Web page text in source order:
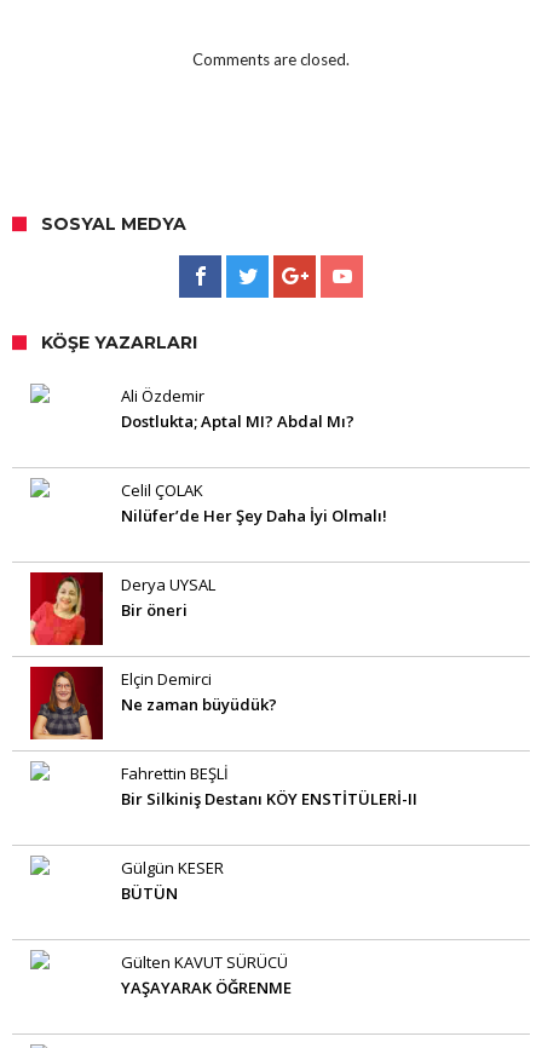
Comments are closed.
SOSYAL MEDYA
KÖŞE YAZARLARI
Ali Özdemir
Dostlukta; Aptal MI? Abdal Mı?
Celil ÇOLAK
Nilüfer’de Her Şey Daha İyi Olmalı!
Derya UYSAL
Bir öneri
Elçin Demirci
Ne zaman büyüdük?
Fahrettin BEŞLİ
Bir Silkiniş Destanı KÖY ENSTİTÜLERİ-II
Gülgün KESER
BÜTÜN
Gülten KAVUT SÜRÜCÜ
YAŞAYARAK ÖĞRENME